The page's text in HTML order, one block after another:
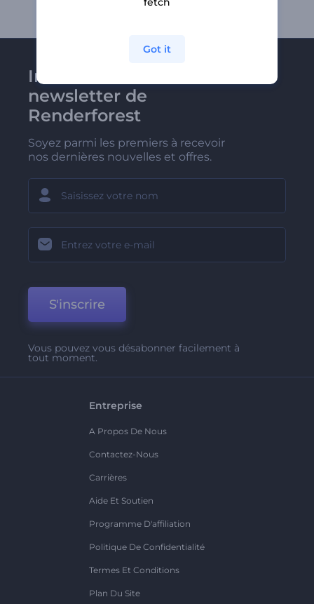
Inscrivez-vous à la
newsletter de
Renderforest
Soyez parmi les premiers à recevoir
nos dernières nouvelles et offres.
S'inscrire
Vous pouvez vous désabonner facilement à
tout moment.
Entreprise
A Propos De Nous
Contactez-Nous
Carrières
Aide Et Soutien
Programme D'affiliation
Politique De Confidentialité
Termes Et Conditions
Plan Du Site
Got it